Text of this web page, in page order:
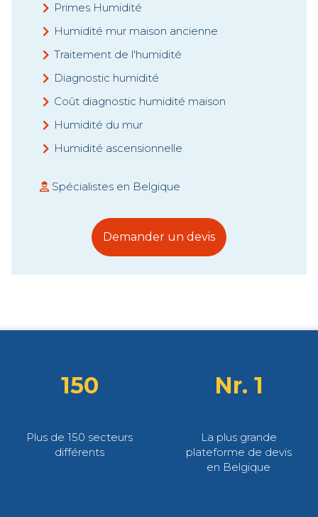
Primes Humidité
Humidité mur maison ancienne
Traitement de l'humidité
Diagnostic humidité
Coût diagnostic humidité maison
Humidité du mur
Humidité ascensionnelle
Spécialistes en Belgique
Demander un devis
150
Plus de 150 secteurs
différents
Nr. 1
La plus grande
plateforme de devis
en Belgique